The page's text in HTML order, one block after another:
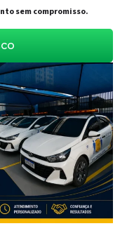
sem compromisso.